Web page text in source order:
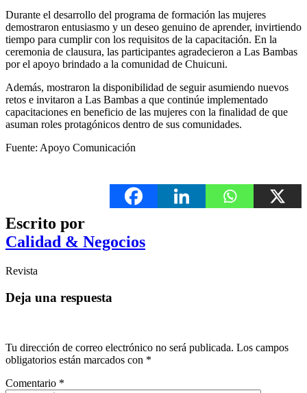
Durante el desarrollo del programa de formación las mujeres
demostraron entusiasmo y un deseo genuino de aprender, invirtiendo
tiempo para cumplir con los requisitos de la capacitación. En la
ceremonia de clausura, las participantes agradecieron a Las Bambas
por el apoyo brindado a la comunidad de Chuicuni.
Además, mostraron la disponibilidad de seguir asumiendo nuevos
retos e invitaron a Las Bambas a que continúe implementado
capacitaciones en beneficio de las mujeres con la finalidad de que
asuman roles protagónicos dentro de sus comunidades.
Fuente: Apoyo Comunicación
Escrito por
Calidad & Negocios
Revista
Deja una respuesta
Tu dirección de correo electrónico no será publicada. Los campos
obligatorios están marcados con *
Comentario *